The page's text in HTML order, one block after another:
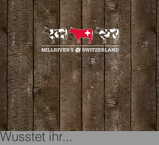
Wusstet ihr...